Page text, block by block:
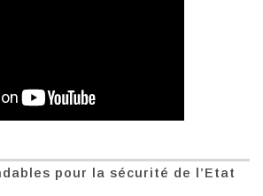
pour la sécurité de l’Etat